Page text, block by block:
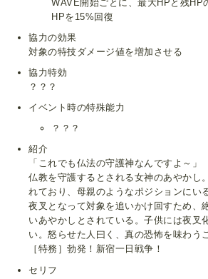
WAVE開始ごとに、最大HPと残HP
HPを15%回復
協力の効果
対象の特技ダメージ値を増加させる
協力特効
？？？
イベント時の特殊能力
？？？
紹介
「これでも仏法の守護神なんですよ～」
仏教を守護するとされる女神のあやかし
れており、母親のようなポジションにい
夜叉となって対象を追いかけ回すため、
いあやかしとされている。子供には夜叉
い。怒らせた人曰く、真の恐怖を味わう
［特務］勃発！新宿一日戦争！
セリフ